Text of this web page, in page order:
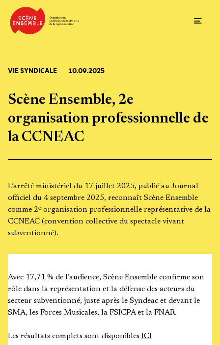
VIE SYNDICALE 10.09.2025
Scène Ensemble, 2e
organisation professionnelle de
la CCNEAC
L’arrêté ministériel du 17 juillet 2025, publié au Journal
officiel du 4 septembre 2025, reconnaît Scène Ensemble
comme 2ᵉ organisation professionnelle représentative de la
CCNEAC (convention collective du spectacle vivant
subventionné).
Avec 17,71 % de l’audience, Scène Ensemble confirme son
rôle dans la représentation et la défense des acteurs du
secteur subventionné, juste après le Syndeac et devant le
SMA, les Forces Musicales, la FSICPA et la FNAR.
Les résultats complets sont disponibles ICI